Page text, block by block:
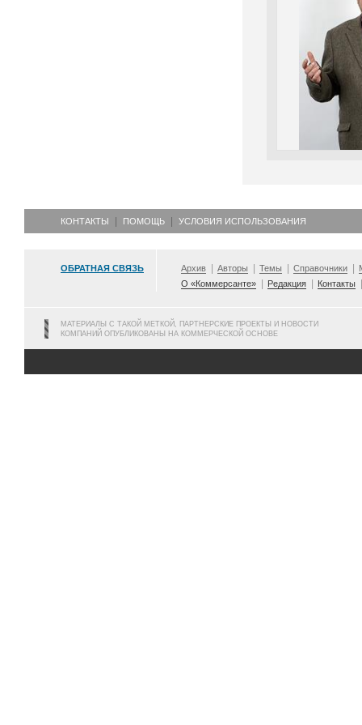
КОНТАКТЫ ПОМОЩЬ УСЛОВИЯ ИСПОЛЬЗОВАНИЯ
ОБРАТНАЯ СВЯЗЬ Архив Авторы Темы Справочники
О «Коммерсанте»
Редакция Контакты
МАТЕРИАЛЫ С ТАКОЙ МЕТКОЙ, ПАРТНЕРСКИЕ ПРОЕКТЫ И НОВОСТИ
КОМПАНИЙ ОПУБЛИКОВАНЫ НА КОММЕРЧЕСКОЙ ОСНОВЕ